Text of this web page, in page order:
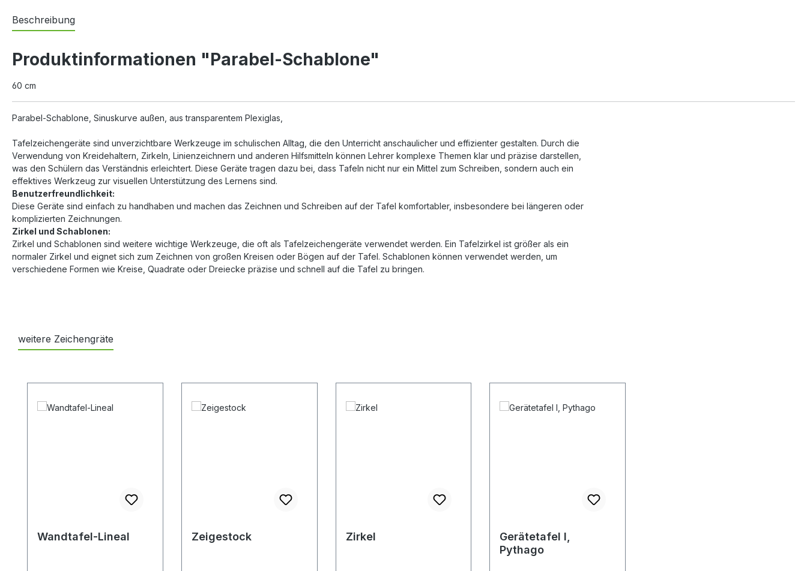
Beschreibung
Produktinformationen "Parabel-Schablone"
60 cm
Parabel-Schablone, Sinuskurve außen, aus transparentem Plexiglas,
Tafelzeichengeräte sind unverzichtbare Werkzeuge im schulischen Alltag, die den Unterricht anschaulicher und effizienter gestalten. Durch die
Verwendung von Kreidehaltern, Zirkeln, Linienzeichnern und anderen Hilfsmitteln können Lehrer komplexe Themen klar und präzise darstellen,
was den Schülern das Verständnis erleichtert. Diese Geräte tragen dazu bei, dass Tafeln nicht nur ein Mittel zum Schreiben, sondern auch ein
effektives Werkzeug zur visuellen Unterstützung des Lernens sind.
Benutzerfreundlichkeit:
Diese Geräte sind einfach zu handhaben und machen das Zeichnen und Schreiben auf der Tafel komfortabler, insbesondere bei längeren oder
komplizierten Zeichnungen.
Zirkel und Schablonen:
Zirkel und Schablonen sind weitere wichtige Werkzeuge, die oft als Tafelzeichengeräte verwendet werden. Ein Tafelzirkel ist größer als ein
normaler Zirkel und eignet sich zum Zeichnen von großen Kreisen oder Bögen auf der Tafel. Schablonen können verwendet werden, um
verschiedene Formen wie Kreise, Quadrate oder Dreiecke präzise und schnell auf die Tafel zu bringen.
weitere Zeichengräte
Wandtafel-Lineal Zeigestock Zirkel
Gerätetafel I,
Pythago